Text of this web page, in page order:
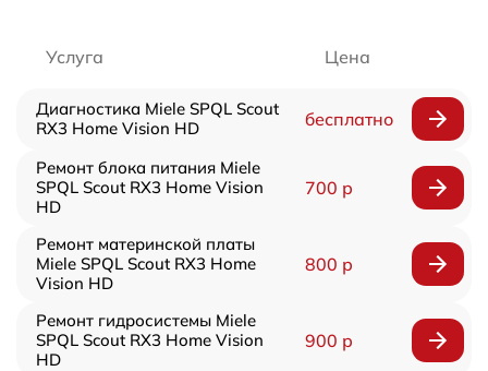
Услуга Цена
Диагностика Miele SPQL Scout
RX3 Home Vision HD
бесплатно
Ремонт блока питания Miele
SPQL Scout RX3 Home Vision
HD
700 р
Ремонт материнской платы
Miele SPQL Scout RX3 Home
Vision HD
800 р
Ремонт гидросистемы Miele
SPQL Scout RX3 Home Vision
HD
900 р